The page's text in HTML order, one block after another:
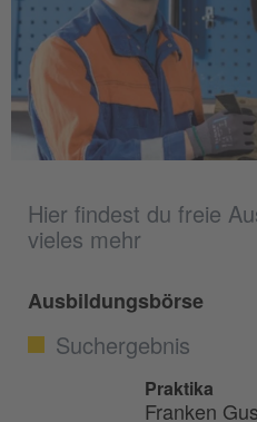
Hier findest du freie
vieles mehr
Ausbildungsbörse
Suchergebnis
Praktika
Franken